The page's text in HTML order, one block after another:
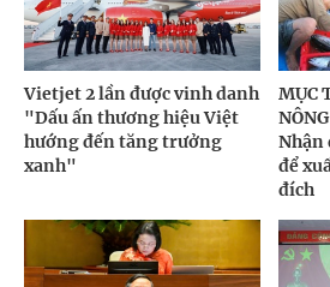
Vietjet 2 lần được vinh danh
"Dấu ấn thương hiệu Việt
hướng đến tăng trưởng
xanh"
MỤC
để
đích